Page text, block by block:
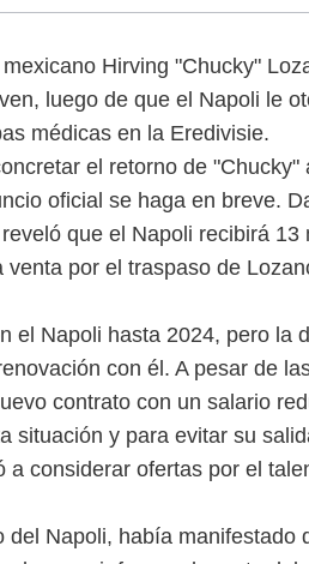
Hirving "Chucky"
luego de que el Napoli le
médicas en la Eredivisie.
el retorno de "Chucky"
oficial se haga en breve.
que el Napoli recibirá 13
por el traspaso de
el Napoli hasta 2024, pero la
con él. A pesar de
contrato con un salario
situación y para evitar su
a considerar ofertas por el
Napoli, había manifestado